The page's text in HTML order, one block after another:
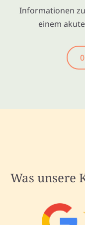
Informationen
einem
Was unsere